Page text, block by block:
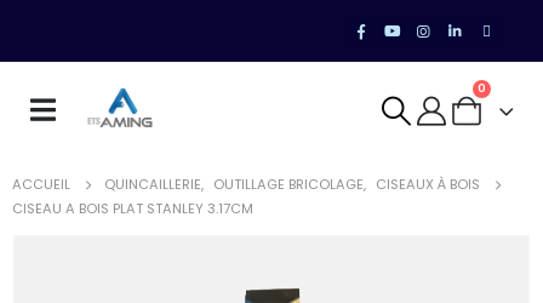
0
ACCUEIL QUINCAILLERIE, OUTILLAGE BRICOLAGE, CISEAUX À BOIS
CISEAU A BOIS PLAT STANLEY 3.17CM